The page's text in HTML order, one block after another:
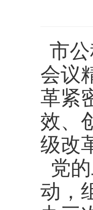
市
会议
革紧
效、
级改
党
动，